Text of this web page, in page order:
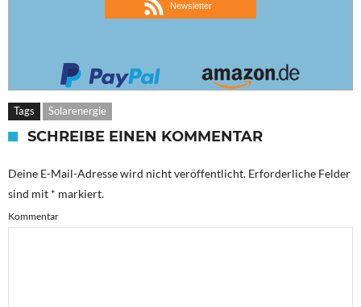
Newsletter
Tags Solarenergie
SCHREIBE EINEN KOMMENTAR
Deine E-Mail-Adresse wird nicht veröffentlicht. Erforderliche Felder
sind mit * markiert.
Kommentar